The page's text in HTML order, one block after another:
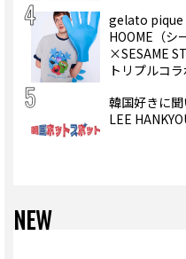
gelato pique
HOOME（シ
×SESAME
トリプルコ
韓国好きに
LEE
NEW